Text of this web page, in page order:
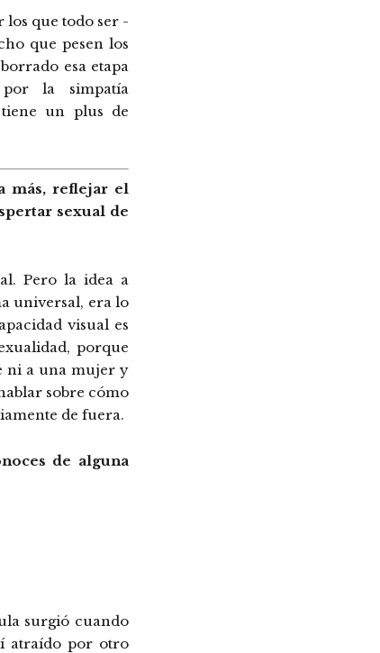
los que todo ser -
que pesen los
esa etapa
la simpatía
tiene un plus de
más, reflejar el
sexual de
Pero la idea a
universal, era lo
visual es
porque
ni a una mujer y
sobre cómo
de fuera.
de alguna
surgió cuando
atraído por otro